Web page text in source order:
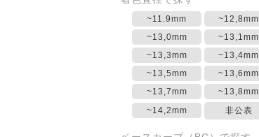
~11.9mm
~12,8mm
~13,0mm
~13,1mm
~13,3mm
~13,4mm
~13,5mm
~13,6mm
~13,7mm
~13,8mm
~14,2mm
非公表